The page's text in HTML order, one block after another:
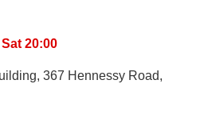
20:00
367 Hennessy Road,